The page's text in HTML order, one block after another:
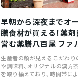
早朝から深夜までオ
膳食材が買える！薬剤
営む薬膳八百屋 ファ
生産者の顔が見えるこだわ
や調味料、オリジナルの漢方
を取り揃えており、時間帯に